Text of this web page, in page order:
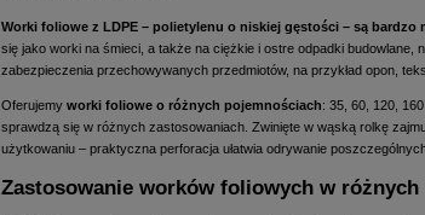
Worki foliowe z LDPE – polietylenu o niskiej gęstości – są bardzo
się jako worki na śmieci, a także na ciężkie i ostre odpadki budowlane,
zabezpieczenia przechowywanych przedmiotów, na przykład opon,
Oferujemy worki foliowe o różnych pojemnościach: 35, 60, 120,
sprawdzą się w różnych zastosowaniach. Zwinięte w wąską rolkę
użytkowaniu – praktyczna perforacja ułatwia odrywanie
Zastosowanie worków foliowych w różnych